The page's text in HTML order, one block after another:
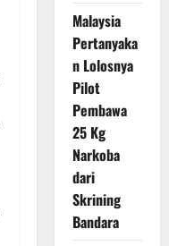
Malaysia
Pertanyaka
n Lolosnya
Pilot
Pembawa
25 Kg
Narkoba
dari
Skrining
Bandara